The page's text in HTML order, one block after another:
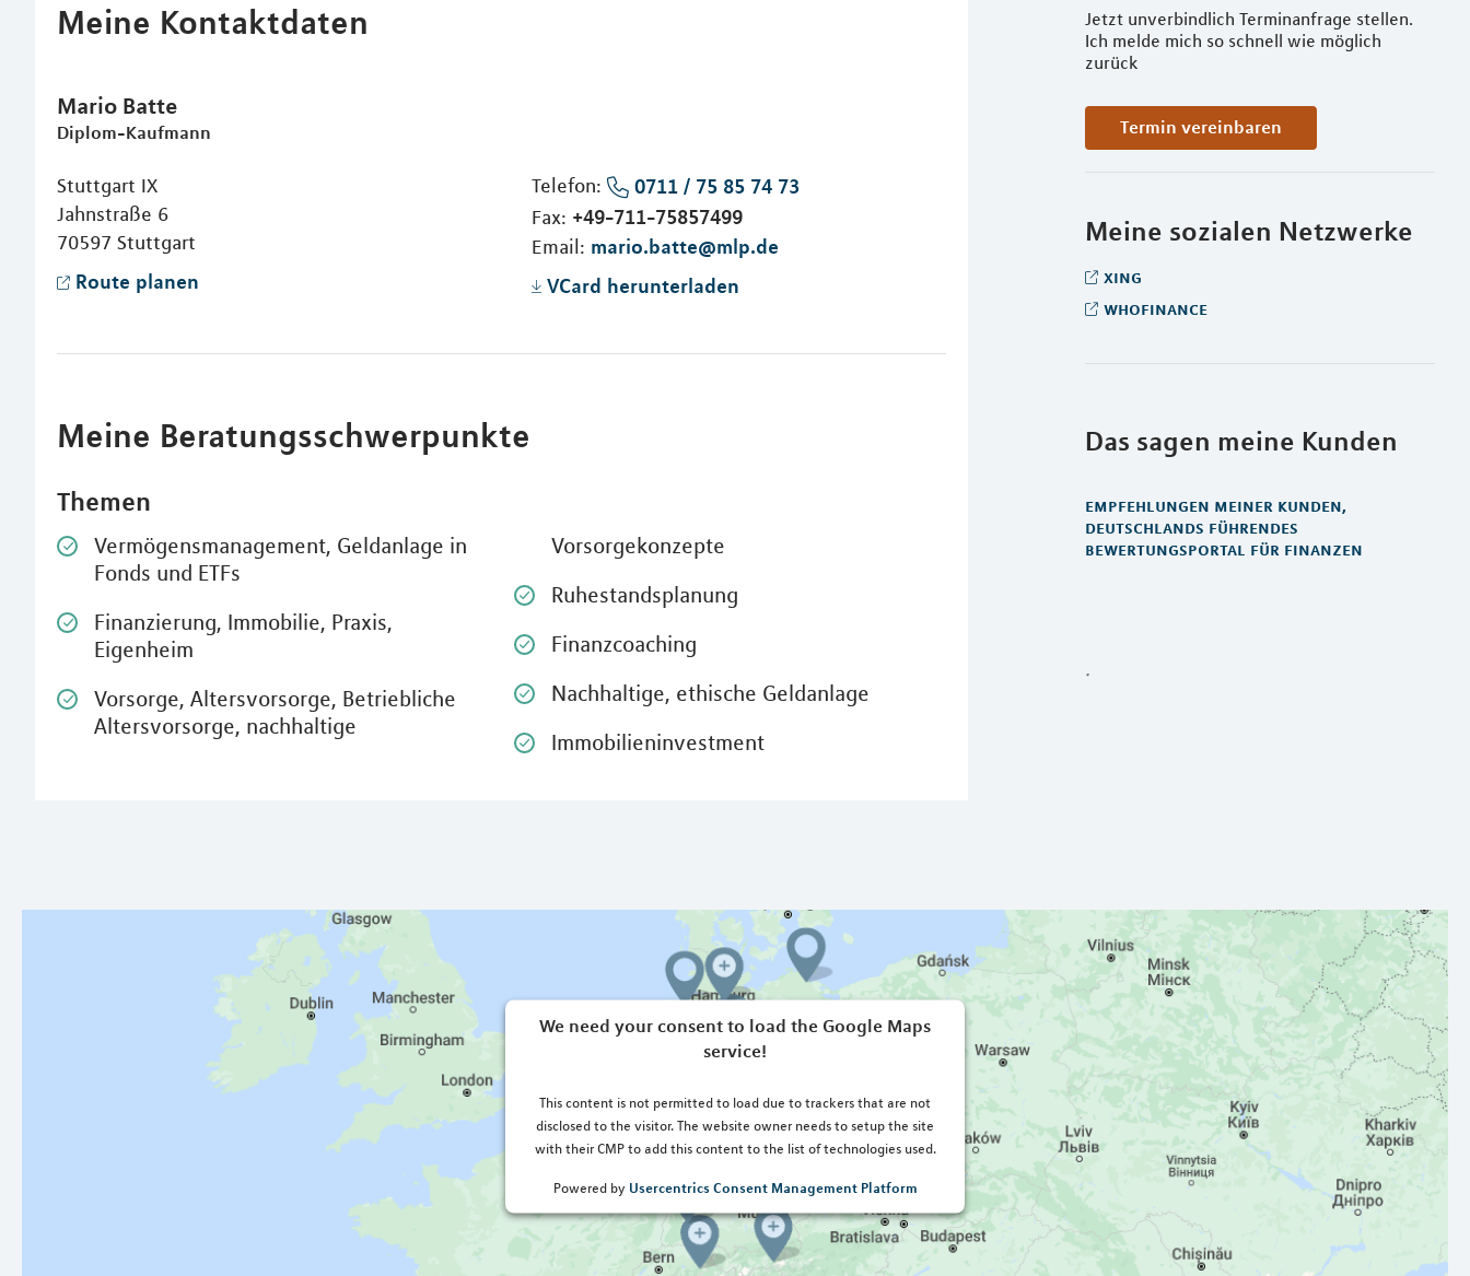
Jetzt unverbindlich Terminanfrage stellen.
Ich melde mich so schnell wie möglich
zurück
Termin vereinbaren
Meine sozialen Netzwerke
xing
whofinance
Das sagen meine Kunden
empfehlungen meiner kunden,
deutschlands führendes
bewertungsportal für finanzen
.
Meine Kontaktdaten
Mario Batte
Diplom-Kaufmann
Stuttgart IX
Jahnstraße 6
70597 Stuttgart
Route planen
Telefon:
0711 / 75 85 74 73
Fax: +49-711-75857499
Email: mario.batte@mlp.de
VCard herunterladen
Meine Beratungsschwerpunkte
Themen
Vermögensmanagement, Geldanlage in
Fonds und ETFs
Finanzierung, Immobilie, Praxis,
Eigenheim
Vorsorge, Altersvorsorge, Betriebliche
Altersvorsorge, nachhaltige
Vorsorgekonzepte
Ruhestandsplanung
Finanzcoaching
Nachhaltige, ethische Geldanlage
Immobilieninvestment
We need your consent to load the Google Maps
service!
This content is not permitted to load due to trackers that are not
disclosed to the visitor. The website owner needs to setup the site
with their CMP to add this content to the list of technologies used.
Powered by Usercentrics Consent Management Platform